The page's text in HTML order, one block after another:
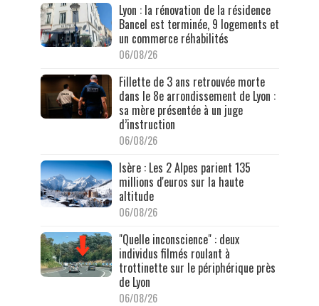
Lyon : la rénovation de la résidence
Bancel est terminée, 9 logements et
un commerce réhabilités
06/08/26
Fillette de 3 ans retrouvée morte
dans le 8e arrondissement de Lyon :
sa mère présentée à un juge
d’instruction
06/08/26
Isère : Les 2 Alpes parient 135
millions d'euros sur la haute
altitude
06/08/26
"Quelle inconscience" : deux
individus filmés roulant à
trottinette sur le périphérique près
de Lyon
06/08/26